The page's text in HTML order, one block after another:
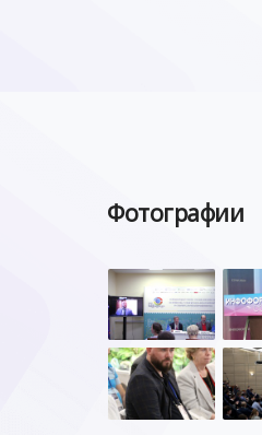
Фотографии